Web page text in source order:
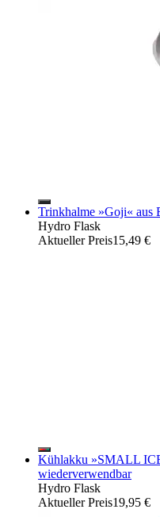
Trinkhalme »Goji« aus
Hydro Flask
Aktueller Preis15,49 €
Kühlakku »SMALL
wiederverwendbar
Hydro Flask
Aktueller Preis19,95 €